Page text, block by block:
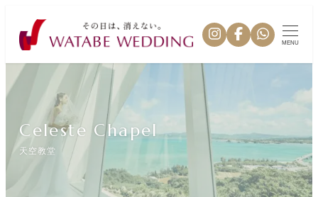
MENU
Celeste Chapel
天空教堂